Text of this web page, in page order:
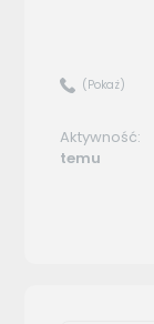
(Pokaż)
Aktywność:
temu